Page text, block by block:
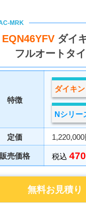
EQN46YFV ダイ
フルオートタ
特徴
ダイキン
Nシリー
定価 1,220,000
販売価格 税込
無料お見積り